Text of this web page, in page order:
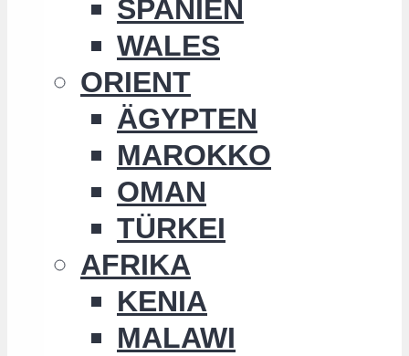
SPANIEN
WALES
ORIENT
ÄGYPTEN
MAROKKO
OMAN
TÜRKEI
AFRIKA
KENIA
MALAWI